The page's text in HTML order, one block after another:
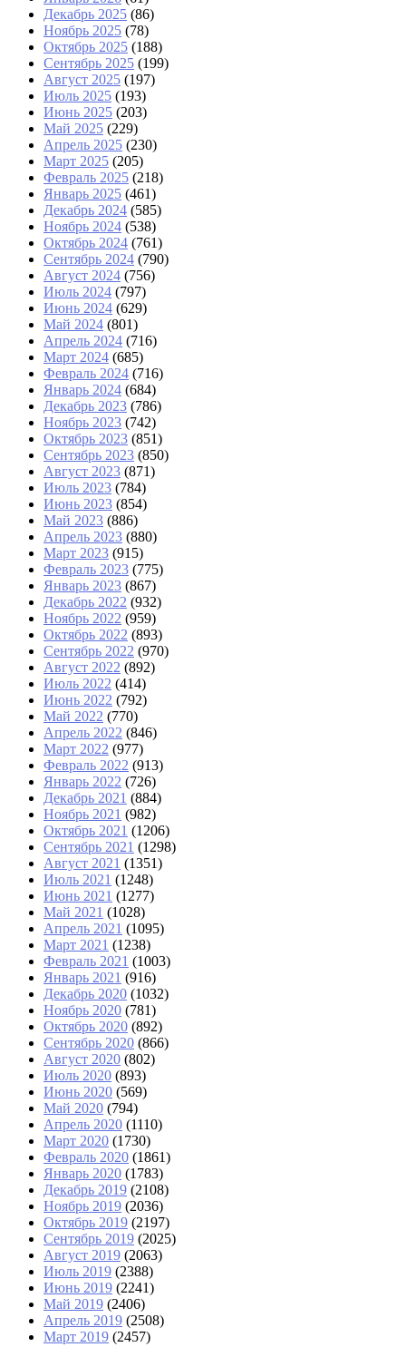
Декабрь 2025 (86)
Ноябрь 2025 (78)
Октябрь 2025 (188)
Сентябрь 2025 (199)
Август 2025 (197)
Июль 2025 (193)
Июнь 2025 (203)
Май 2025 (229)
Апрель 2025 (230)
Март 2025 (205)
Февраль 2025 (218)
Январь 2025 (461)
Декабрь 2024 (585)
Ноябрь 2024 (538)
Октябрь 2024 (761)
Сентябрь 2024 (790)
Август 2024 (756)
Июль 2024 (797)
Июнь 2024 (629)
Май 2024 (801)
Апрель 2024 (716)
Март 2024 (685)
Февраль 2024 (716)
Январь 2024 (684)
Декабрь 2023 (786)
Ноябрь 2023 (742)
Октябрь 2023 (851)
Сентябрь 2023 (850)
Август 2023 (871)
Июль 2023 (784)
Июнь 2023 (854)
Май 2023 (886)
Апрель 2023 (880)
Март 2023 (915)
Февраль 2023 (775)
Январь 2023 (867)
Декабрь 2022 (932)
Ноябрь 2022 (959)
Октябрь 2022 (893)
Сентябрь 2022 (970)
Август 2022 (892)
Июль 2022 (414)
Июнь 2022 (792)
Май 2022 (770)
Апрель 2022 (846)
Март 2022 (977)
Февраль 2022 (913)
Январь 2022 (726)
Декабрь 2021 (884)
Ноябрь 2021 (982)
Октябрь 2021 (1206)
Сентябрь 2021 (1298)
Август 2021 (1351)
Июль 2021 (1248)
Июнь 2021 (1277)
Май 2021 (1028)
Апрель 2021 (1095)
Март 2021 (1238)
Февраль 2021 (1003)
Январь 2021 (916)
Декабрь 2020 (1032)
Ноябрь 2020 (781)
Октябрь 2020 (892)
Сентябрь 2020 (866)
Август 2020 (802)
Июль 2020 (893)
Июнь 2020 (569)
Май 2020 (794)
Апрель 2020 (1110)
Март 2020 (1730)
Февраль 2020 (1861)
Январь 2020 (1783)
Декабрь 2019 (2108)
Ноябрь 2019 (2036)
Октябрь 2019 (2197)
Сентябрь 2019 (2025)
Август 2019 (2063)
Июль 2019 (2388)
Июнь 2019 (2241)
Май 2019 (2406)
Апрель 2019 (2508)
Март 2019 (2457)